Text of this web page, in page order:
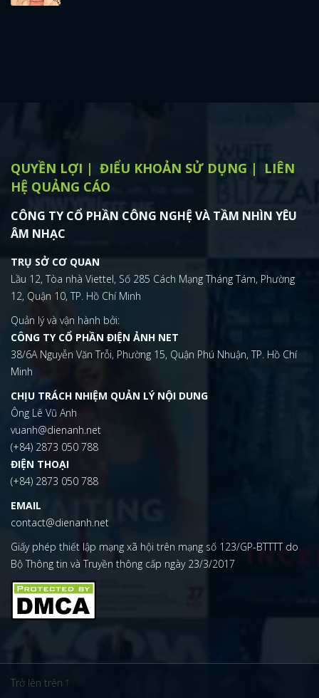
QUYỀN LỢI ĐIỂU KHOẢN SỬ DỤNG
LIÊN
HỆ QUẢNG CÁO
CÔNG TY CỔ PHẦN CÔNG NGHỆ VÀ TẦM NHÌN YÊU
ÂM NHẠC
TRỤ SỞ CƠ QUAN
Lầu 12, Tòa nhà Viettel, Số 285 Cách Mạng Tháng Tám, Phường
12, Quận 10, TP. Hồ Chí Minh
Quản lý và vận hành bởi:
CÔNG TY CỔ PHẦN ĐIỆN ẢNH NET
38/6A Nguyễn Văn Trỗi, Phường 15, Quận Phú Nhuận, TP. Hồ Chí
Minh
CHỊU TRÁCH NHIỆM QUẢN LÝ NỘI DUNG
Ông Lê Vũ Anh
vuanh@dienanh.net
(+84) 2873 050 788
ĐIỆN THOẠI
(+84) 2873 050 788
EMAIL
contact@dienanh.net
Giấy phép thiết lập mạng xã hội trên mạng số 123/GP-BTTTT do
Bộ Thông tin và Truyền thông cấp ngày 23/3/2017
Trở lên trên